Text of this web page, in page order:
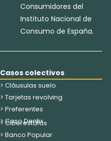
Consumidores del
Instituto Nacional de
Consumo de España.
Casos colectivos
> Cláusulas suelo
> Tarjetas revolving
> Preferentes
> Caso Dentix
> Ciberestafas
> Banco Popular